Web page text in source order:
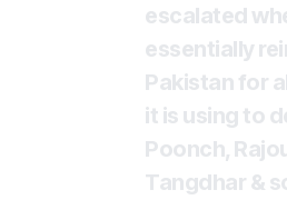
escalated
essentially
Pakistan for
it is using to
Poonch,
Tangdhar &